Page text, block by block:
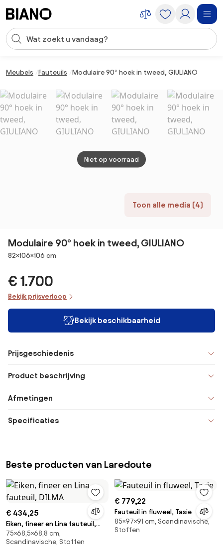
Zoekopdracht invoeren
Meubels Fauteuils Modulaire 90° hoek in tweed, GIULIANO
Toon alle media (4)
Niet op voorraad
Modulaire 90° hoek in tweed, GIULIANO
Afmetingen
82×106×106 cm
€ 1.700
Bekijk prijsverloop
Bekijk beschikbaarheid
Prijsgeschiedenis
Product beschrijving
Afmetingen
Specificaties
Beste producten van Laredoute
€ 434,25
Eiken, fineer en Lina fauteuil,
DILMA
75×68,5×68,8 cm,
Scandinavische, Stoffen
€ 779,22
Fauteuil in fluweel, Tasie
85×97×91 cm, Scandinavische,
Stoffen